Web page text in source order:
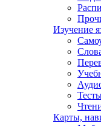
Изучение
Карты,